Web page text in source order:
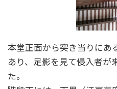
本堂正面から突き当りにあ
あり、足影を見て侵入者が
た。